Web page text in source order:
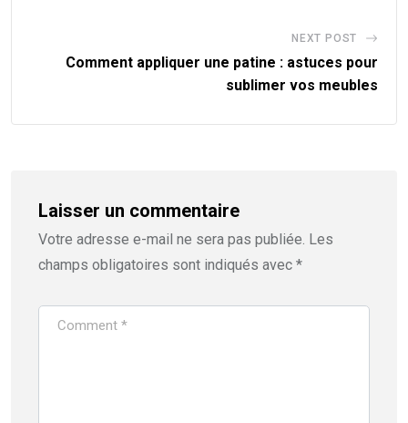
NEXT POST
Comment appliquer une patine : astuces pour
sublimer vos meubles
Laisser un commentaire
Votre adresse e-mail ne sera pas publiée. Les
champs obligatoires sont indiqués avec *